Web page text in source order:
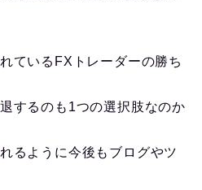
ているFXトレーダーの勝ち
するのも1つの選択肢なのか
るように今後もブログやツ